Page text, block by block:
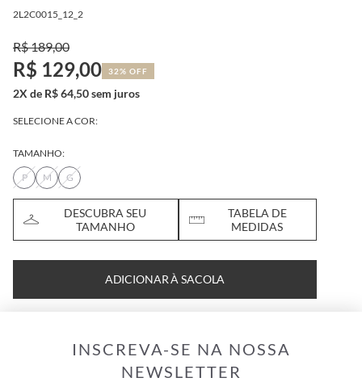
2L2C0015_12_2
R$ 189,00
R$ 129,00 32% OFF
2X de R$ 64,50 sem juros
SELECIONE A COR:
TAMANHO:
P
M G
DESCUBRA SEU
TAMANHO
TABELA DE
MEDIDAS
ADICIONAR À SACOLA
INSCREVA-SE NA NOSSA
NEWSLETTER